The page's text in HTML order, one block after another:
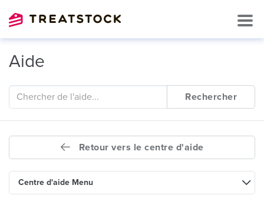
Aide
Rechercher
Retour vers le centre d'aide
Centre d'aide Menu